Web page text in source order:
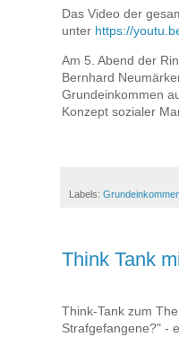
Das Video der
unter https://
Am 5. Abend der
Bernhard
Grundeinkommen
Konzept sozialer
Labels:
Think Tank
Think-Tank zum
Strafgefangene?" -